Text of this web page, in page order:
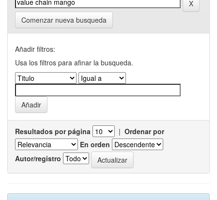
Comenzar nueva busqueda
Añadir filtros:
Usa los filtros para afinar la busqueda.
Resultados por página | Ordenar por
En orden
Autor/registro